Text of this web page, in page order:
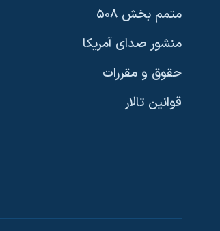
دنبال کنید
متمم بخش ۵۰۸
منشور صدای آمریکا
حقوق و مقررات
قوانین تالار